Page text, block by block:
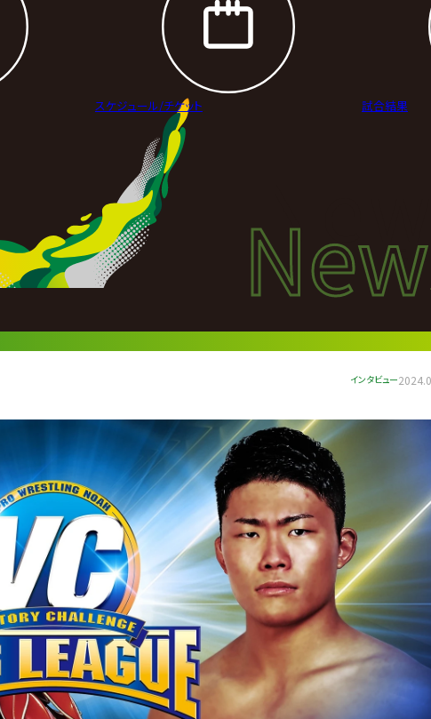
スケジュール/チケット
試合結果
ニ
インタビュー